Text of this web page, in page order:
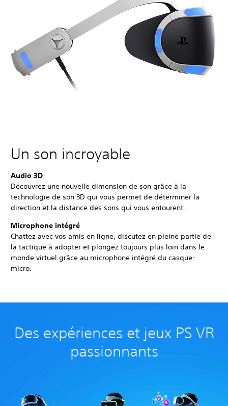
Un son incroyable
Audio 3D
Découvrez une nouvelle dimension de son grâce à la
technologie de son 3D qui vous permet de déterminer la
direction et la distance des sons qui vous entourent.
Microphone intégré
Chattez avec vos amis en ligne, discutez en pleine partie de
la tactique à adopter et plongez toujours plus loin dans le
monde virtuel grâce au microphone intégré du casque-
micro.
Des expériences et jeux PS VR
passionnants